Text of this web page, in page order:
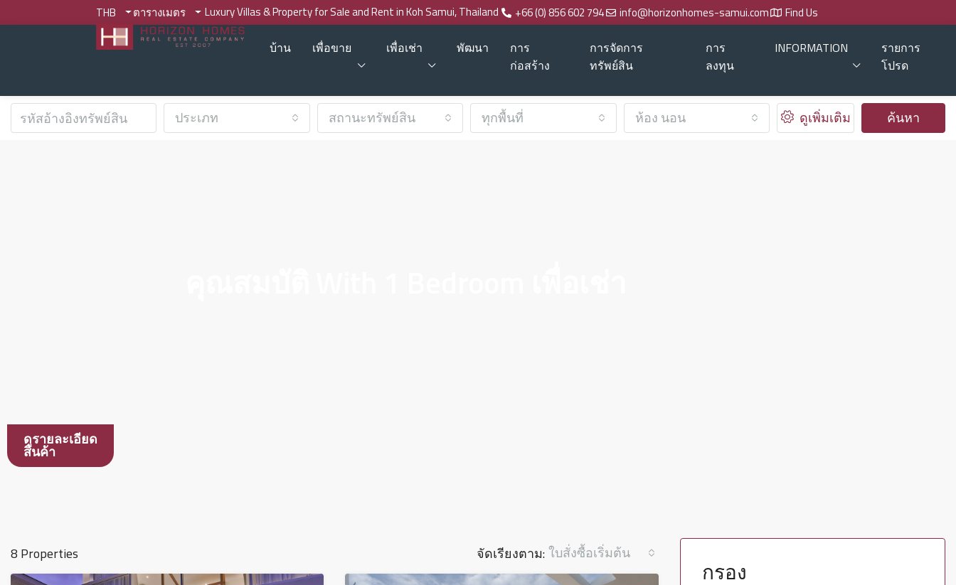
THB ตารางเมตร Luxury Villas & Property for Sale and Rent in Koh Samui, Thailand +66 (0) 856 602 794 info@horizonhomes-samui.com Find Us
บ้าน เพื่อขาย เพื่อเช่า พัฒนา
การ
ก่อสร้าง
การจัดการ
ทรัพย์สิน
การ
ลงทุน
INFORMATION
รายการ
โปรด
ประเภท สถานะทรัพย์สิน ทุกพื้นที่ ห้อง นอน ดูเพิ่มเติม ค้นหา
ดูรายละเอียด
สินค้า
8 Properties จัดเรียงตาม:ใบสั่งซื้อเริ่มต้น
กรอง